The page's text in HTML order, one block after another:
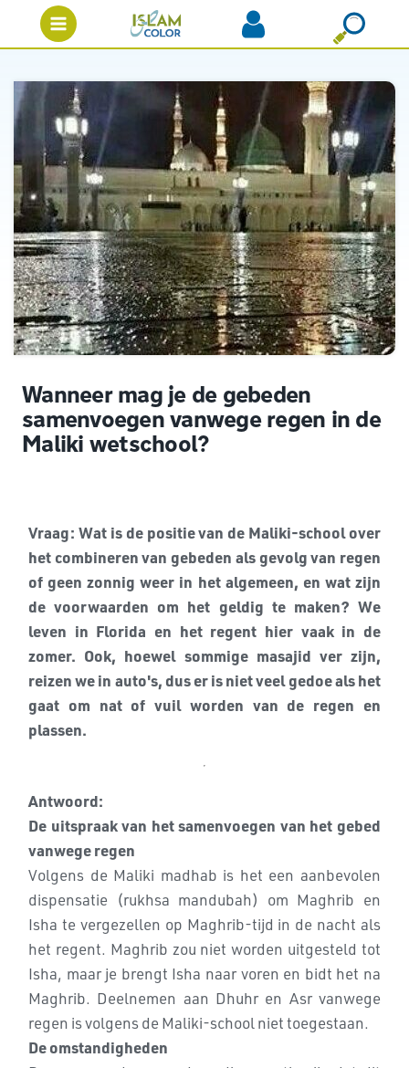
Wanneer mag je de gebeden
samenvoegen vanwege regen in de
Maliki wetschool?
Vraag: Wat is de positie van de Maliki-school over
het combineren van gebeden als gevolg van regen
of geen zonnig weer in het algemeen, en wat zijn
de voorwaarden om het geldig te maken? We
leven in Florida en het regent hier vaak in de
zomer. Ook, hoewel sommige masajid ver zijn,
reizen we in auto's, dus er is niet veel gedoe als het
gaat om nat of vuil worden van de regen en
plassen.
Antwoord:
De uitspraak van het samenvoegen van het gebed
vanwege regen
Volgens de Maliki madhab is het een aanbevolen
dispensatie (rukhsa mandubah) om Maghrib en
Isha te vergezellen op Maghrib-tijd in de nacht als
het regent. Maghrib zou niet worden uitgesteld tot
Isha, maar je brengt Isha naar voren en bidt het na
Maghrib. Deelnemen aan Dhuhr en Asr vanwege
regen is volgens de Maliki-school niet toegestaan.
De omstandigheden